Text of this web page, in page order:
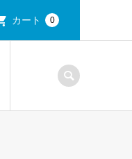
カート 0